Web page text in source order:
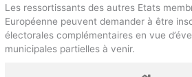
Les ressortissants des autres Etats
Européenne peuvent demander à être
électorales complémentaires en vue
municipales partielles à venir.